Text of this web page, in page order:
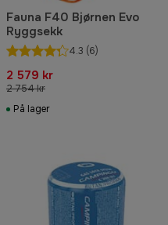
Fauna F40 Bjørnen Evo
Ryggsekk
4.3 (6)
2 579 kr
2 754 kr
På lager